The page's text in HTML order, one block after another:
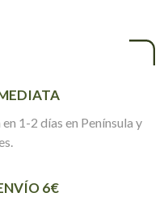
1-2 días en Península y
6€